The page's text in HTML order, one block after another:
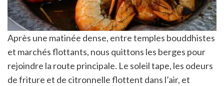
Après une matinée dense, entre temples bouddhistes
et marchés flottants, nous quittons les berges pour
rejoindre la route principale. Le soleil tape, les odeurs
de friture et de citronnelle flottent dans l’air, et